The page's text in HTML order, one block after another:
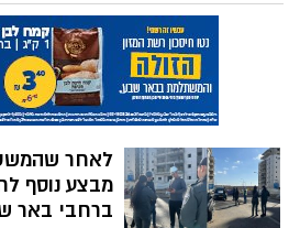
ובקשת מעצר עד
בגין גניבות
גשר בשכונת
מים המיועדים
חברת מקורות
לאחר
מבצע נוסף
ברחבי באר